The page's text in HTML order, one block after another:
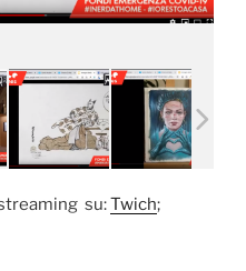
su:Twich;